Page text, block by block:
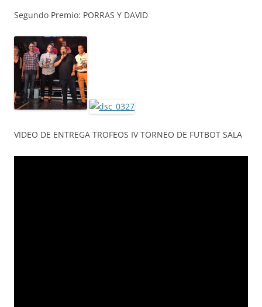
Segundo Premio: PORRAS Y DAVID
VIDEO DE ENTREGA TROFEOS IV TORNEO DE FUTBOT SALA